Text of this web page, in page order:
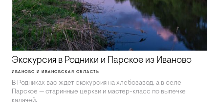
Экскурсия в Родники и Парское из Иваново
ИВАНОВО И ИВАНОВСКАЯ ОБЛАСТЬ
В Родниках вас ждет экскурсия на хлебозавод, а в селе
Парское — старинные церкви и мастер-класс по выпечке
калачей.